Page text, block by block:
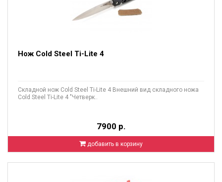
Нож Cold Steel Ti-Lite 4
Складной нож Cold Steel Ti-Lite 4 Внешний вид складного ножа
Cold Steel Ti-Lite 4 "Четверк..
7900 р.
добавить в корзину